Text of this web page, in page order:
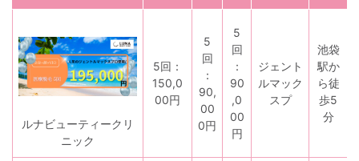
ルナビューティークリ
ニック
5回：
150,0
00円
5
回
：
90,
00
0円
5
回
：
90
,0
00
円
ジェント
ルマック
スプ
池袋
駅か
ら徒
歩5
分